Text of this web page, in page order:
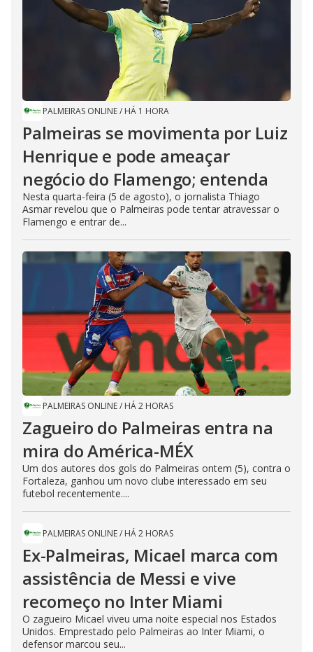
PALMEIRAS ONLINE/ HÁ 1 HORA
Palmeiras se movimenta por Luiz
Henrique e pode ameaçar
negócio do Flamengo; entenda
Nesta quarta-feira (5 de agosto), o jornalista Thiago
Asmar revelou que o Palmeiras pode tentar atravessar o
Flamengo e entrar de...
PALMEIRAS ONLINE/ HÁ 2 HORAS
Zagueiro do Palmeiras entra na
mira do América-MÉX
Um dos autores dos gols do Palmeiras ontem (5), contra o
Fortaleza, ganhou um novo clube interessado em seu
futebol recentemente....
PALMEIRAS ONLINE/ HÁ 2 HORAS
Ex-Palmeiras, Micael marca com
assistência de Messi e vive
recomeço no Inter Miami
O zagueiro Micael viveu uma noite especial nos Estados
Unidos. Emprestado pelo Palmeiras ao Inter Miami, o
defensor marcou seu...